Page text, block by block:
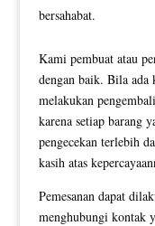
bersahabat.
Kami pembuat atau
dengan baik. Bila ada
melakukan
karena setiap barang
pengecekan terlebih
kasih atas
Pemesanan dapat
menghubungi kontak